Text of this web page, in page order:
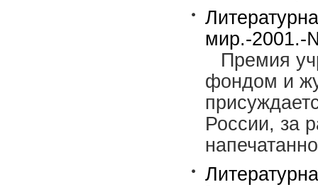
мир.-
Премия
фондом и
России, за